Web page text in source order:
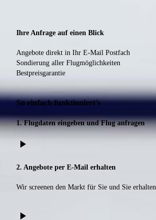
Ihre Anfrage auf einen Blick
Angebote direkt in Ihr E-Mail Postfach
Sondierung aller Flugmöglichkeiten
Bestpreisgarantie
So einfach funktioniert's
1. Flugdaten eingeben und Flug anfragen
play_arrow
2. Angebote per E-Mail erhalten
Wir screenen den Markt für Sie und Sie erhalten
play_arrow